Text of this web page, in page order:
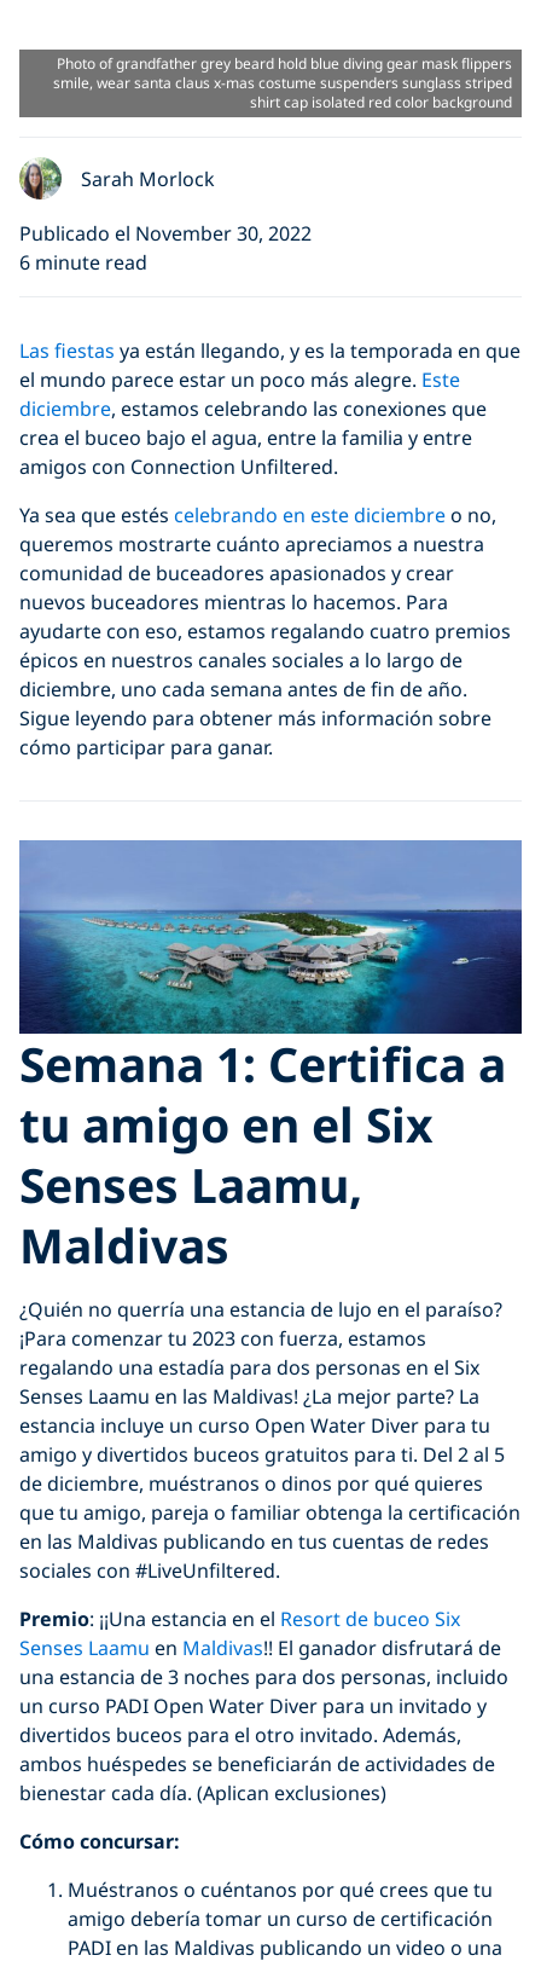
Photo of grandfather grey beard hold blue diving gear mask flippers
smile, wear santa claus x-mas costume suspenders sunglass striped
shirt cap isolated red color background
Sarah Morlock
Publicado el November 30, 2022
6 minute read
Las fiestas ya están llegando, y es la temporada en que
el mundo parece estar un poco más alegre. Este
diciembre, estamos celebrando las conexiones que
crea el buceo bajo el agua, entre la familia y entre
amigos con Connection Unfiltered.
Ya sea que estés celebrando en este diciembreo no,
queremos mostrarte cuánto apreciamos a nuestra
comunidad de buceadores apasionados y crear
nuevos buceadores mientras lo hacemos. Para
ayudarte con eso, estamos regalando cuatro premios
épicos en nuestros canales sociales a lo largo de
diciembre, uno cada semana antes de fin de año.
Sigue leyendo para obtener más información sobre
cómo participar para ganar.
Semana 1: Certifica a
tu amigo en el Six
Senses Laamu,
Maldivas
¿Quién no querría una estancia de lujo en el paraíso?
¡Para comenzar tu 2023 con fuerza, estamos
regalando una estadía para dos personas en el Six
Senses Laamu en las Maldivas! ¿La mejor parte? La
estancia incluye un curso Open Water Diver para tu
amigo y divertidos buceos gratuitos para ti. Del 2 al 5
de diciembre, muéstranos o dinos por qué quieres
que tu amigo, pareja o familiar obtenga la certificación
en las Maldivas publicando en tus cuentas de redes
sociales con #LiveUnfiltered.
Premio: ¡¡Una estancia en el Resort de buceo Six
Senses Laamu en Maldivas!! El ganador disfrutará de
una estancia de 3 noches para dos personas, incluido
un curso PADI Open Water Diver para un invitado y
divertidos buceos para el otro invitado. Además,
ambos huéspedes se beneficiarán de actividades de
bienestar cada día. (Aplican exclusiones)
Cómoconcursar:
Muéstranos o cuéntanos por qué crees que tu
amigo debería tomar un curso de certificación
PADI en las Maldivas publicando un video o una